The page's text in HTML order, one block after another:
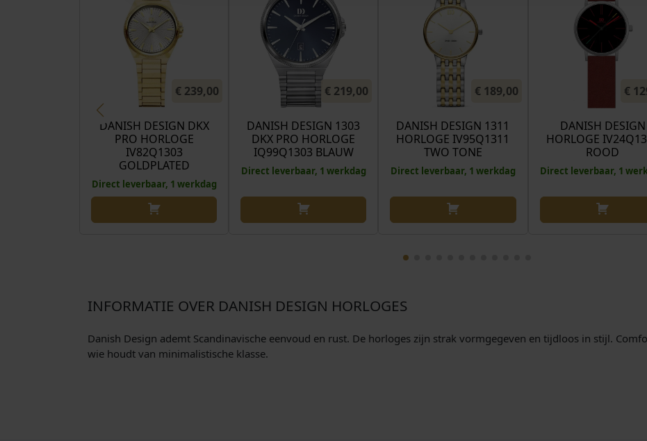
€ 239,00
DANISH DESIGN DKX
PRO HORLOGE
IV82Q1303
GOLDPLATED
Direct leverbaar, 1 werkdag
€ 219,00
DANISH DESIGN 1303
DKX PRO HORLOGE
IQ99Q1303 BLAUW
Direct leverbaar, 1 werkdag
€189,00
DANISH DESIGN 1311
HORLOGE IV95Q1311
TWO TONE
Direct leverbaar, 1 werkdag
€
DANISH DESIGN
HORLOGE
ROOD
Direct leverbaar, 1
INFORMATIE OVER DANISH DESIGN HORLOGES
Danish Design ademt Scandinavische eenvoud en rust. De horloges zijn strak vormgegeven en tijdloos in stijl.
wie houdt van minimalistische klasse.